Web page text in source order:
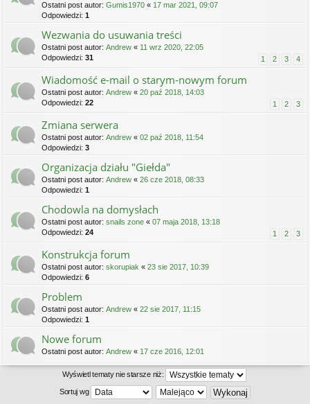
Ostatni post autor: Gumis1970 « 17 mar 2021, 09:07
Odpowiedzi: 1
Wezwania do usuwania treści
Ostatni post autor: Andrew « 11 wrz 2020, 22:05
Odpowiedzi: 31 1 2 3 4
Wiadomość e-mail o starym-nowym forum
Ostatni post autor: Andrew « 20 paź 2018, 14:03
Odpowiedzi: 22 1 2 3
Zmiana serwera
Ostatni post autor: Andrew « 02 paź 2018, 11:54
Odpowiedzi: 3
Organizacja działu "Giełda"
Ostatni post autor: Andrew « 26 cze 2018, 08:33
Odpowiedzi: 1
Chodowla na domysłach
Ostatni post autor: snails zone « 07 maja 2018, 13:18
Odpowiedzi: 24 1 2 3
Konstrukcja forum
Ostatni post autor: skorupiak « 23 sie 2017, 10:39
Odpowiedzi: 6
Problem
Ostatni post autor: Andrew « 22 sie 2017, 11:15
Odpowiedzi: 1
Nowe forum
Ostatni post autor: Andrew « 17 cze 2016, 12:01
Wyświetl tematy nie starsze niż:
Sortuj wg